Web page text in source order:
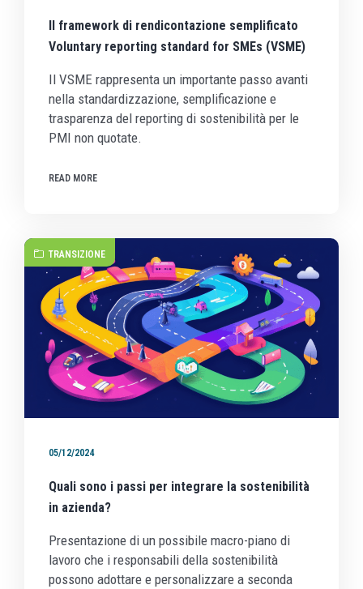
Il framework di rendicontazione semplificato
Voluntary reporting standard for SMEs (VSME)
Il VSME rappresenta un importante passo avanti
nella standardizzazione, semplificazione e
trasparenza del reporting di sostenibilità per le
PMI non quotate.
READ MORE
TRANSIZIONE
05/12/2024
Quali sono i passi per integrare la sostenibilità
in azienda?
Presentazione di un possibile macro-piano di
lavoro che i responsabili della sostenibilità
possono adottare e personalizzare a seconda